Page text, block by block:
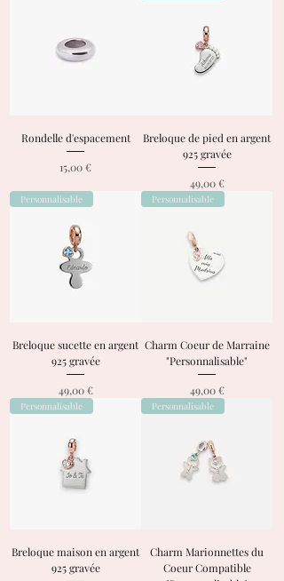
Rondelle d'espacement
Prix
15,00 €
Breloque de pied en argent
925 gravée
Prix
49,00 €
Personnalisable
Breloque sucette en argent
925 gravée
Prix
49,00 €
Personnalisable
Charm Coeur de Marraine
"Personnalisable"
Prix
49,00 €
Personnalisable
Breloque maison en argent
925 gravée
Personnalisable
Charm Marionnettes du
Coeur Compatible